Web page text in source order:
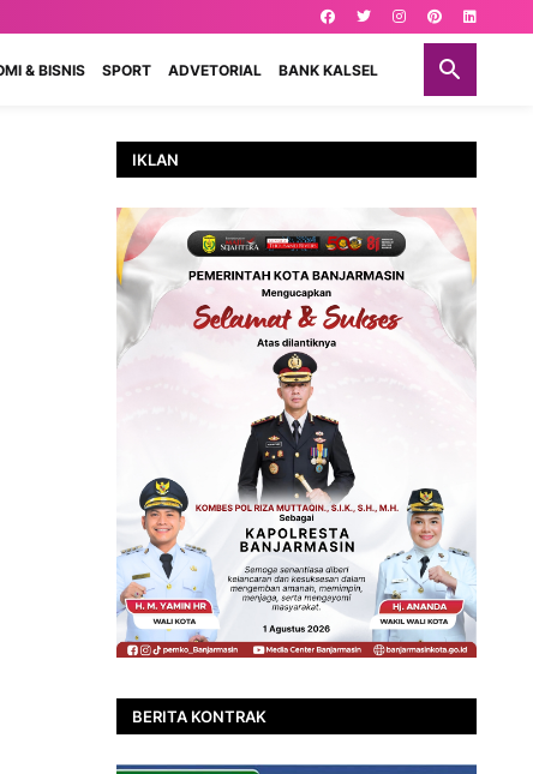
& BISNIS SPORT ADVETORIAL BANK KALSEL
IKLAN
BERITA KONTRAK